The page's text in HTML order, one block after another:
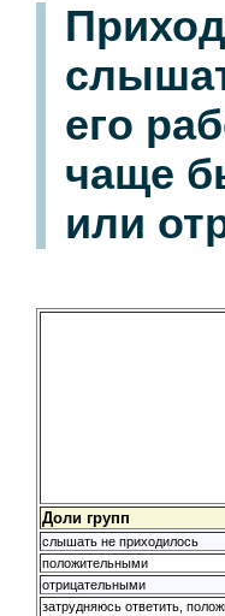
его
чаще
или
Доли групп
слышать не приходилось
положительными
отрицательными
затрудняюсь ответить,